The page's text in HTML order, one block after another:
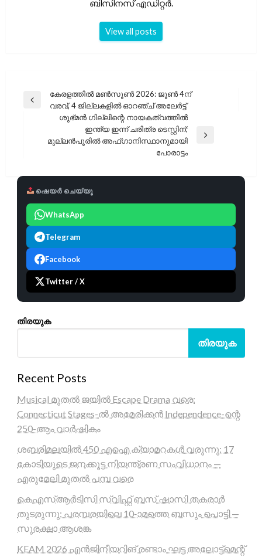
ബിസിനസ് എഡിറ്റർ.
View all posts
പോസ്റ്റുകളിലൂടെ
Previous
കേരളത്തിൽ മൺസൂൺ 2026: ജൂൺ 4ന്
വരവ്, 4 ജില്ലകളിൽ ഓറഞ്ച് അലേർട്ട്
Next
ശുഭ്മൻ ഗില്ലിന്റെ നായകത്വത്തിൽ
ഇന്ത്യ ഇന്ന് ചരിത്ര ടെസ്റ്റിന്;
മുല്ലൻപൂരിൽ അഫ്ഗാനിസ്ഥാനുമായി
പോരാട്ടം
ഷെയർ ചെയ്യൂ
WhatsApp
Telegram
Facebook
Twitter / X
തിരയുക
തിരയുക
Recent Posts
Musical മുതൽ ജയിൽ Escape Drama വരെ:
Connecticut Stages-ൽ അമേരിക്കൻ Independence-ന്റെ
250-ആം വാർഷികം
ശബരിമലയിൽ 450 എഐ ക്യാമറകൾ വരുന്നു; 17
കോടിയുടെ ജനക്കൂട്ട നിയന്ത്രണ സംവിധാനം —
എരുമേലി മുതൽ പമ്പ വരെ
കെഎസ്ആർടിസി സ്വിഫ്റ്റ് ബസ് ഷാസി തകരാർ
തുടരുന്നു; പരമ്പരയിലെ 10-ാമത്തെ ബസും പൊട്ടി —
സുരക്ഷാ ആശങ്ക
KEAM 2026 എൻജിനീയറിങ് രണ്ടാം ഘട്ട അലോട്ട്മെന്റ്